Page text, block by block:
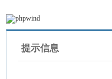
提示信息